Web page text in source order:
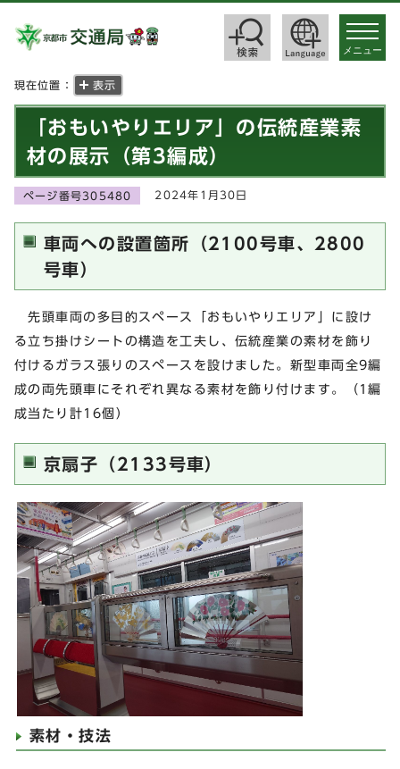
toggle
メニュー
現在位置： 表示
「おもいやりエリア」の伝統産業素
材の展示（第3編成）
ページ番号305480 2024年1月30日
車両への設置箇所（2100号車、2800
号車）
先頭車両の多目的スペース「おもいやりエリア」に設け
る立ち掛けシートの構造を工夫し、伝統産業の素材を飾り
付けるガラス張りのスペースを設けました。新型車両全9編
成の両先頭車にそれぞれ異なる素材を飾り付けます。（1編
成当たり計16個）
京扇子（2133号車）
素材・技法